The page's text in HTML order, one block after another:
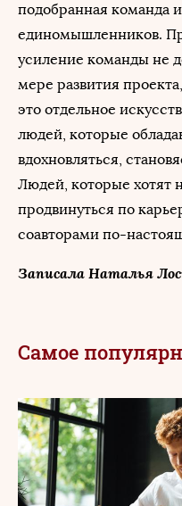
подобранная команда
единомышленников.
усиление команды не
мере развития
это отдельное
людей, которые
вдохновляться,
Людей, которые хотят
продвинуться по
соавторами по-
Записала Наталья
Самое